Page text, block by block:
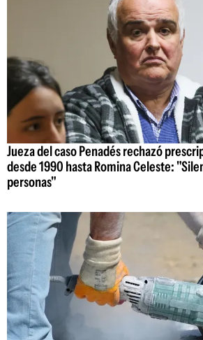
Jueza del caso Penadés rechazó
desde 1990 hasta Romina Celeste:
personas"